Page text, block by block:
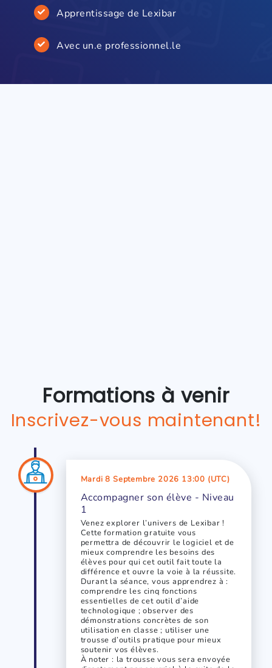
Apprentissage de Lexibar
Avec un.e professionnel.le
Formations à venir
Inscrivez-vous maintenant!
Mardi 8 Septembre 2026 13:00 (UTC)
Accompagner son élève - Niveau
1
Venez explorer l’univers de Lexibar !
Cette formation gratuite vous
permettra de découvrir le logiciel et de
mieux comprendre les besoins des
élèves pour qui cet outil fait toute la
différence et ouvre la voie à la réussite.
Durant la séance, vous apprendrez à :
comprendre les cinq fonctions
essentielles de cet outil d’aide
technologique ; observer des
démonstrations concrètes de son
utilisation en classe ; utiliser une
trousse d’outils pratique pour mieux
soutenir vos élèves.
À noter : la trousse vous sera envoyée